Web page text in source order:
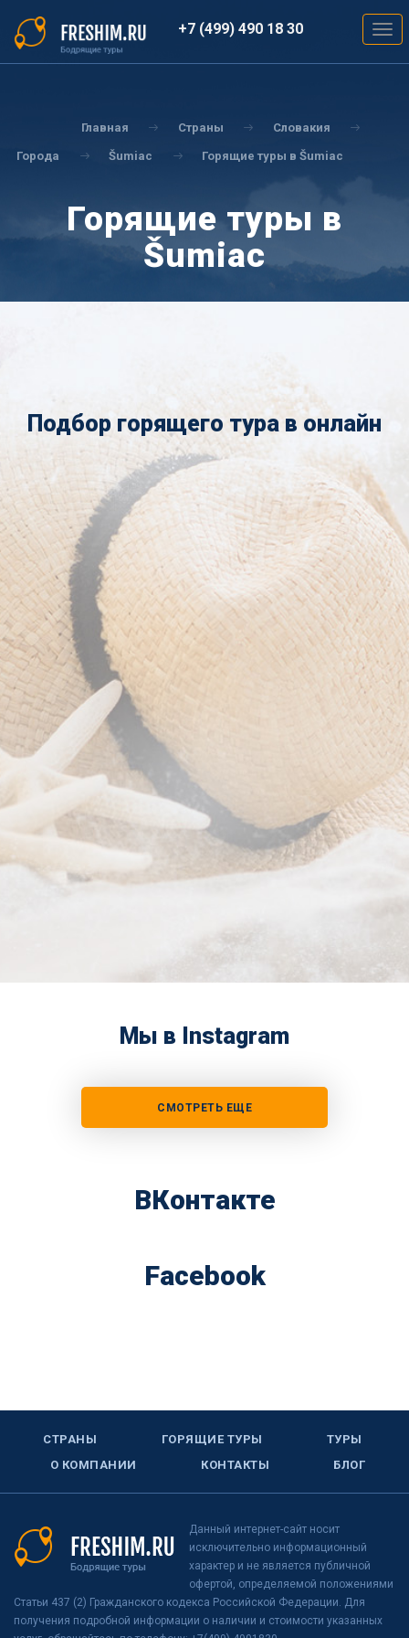
основному
содержанию
+7 (499) 490 18 30
Главная Страны Словакия
Города Šumiac Горящие туры в Šumiac
Горящие туры в
Šumiac
Подбор горящего тура в онлайн
Мы в Instagram
СМОТРЕТЬ ЕЩЕ
ВКонтакте
Facebook
СТРАНЫ ГОРЯЩИЕ ТУРЫ
ТУРЫ
О КОМПАНИИ
КОНТАКТЫ БЛОГ
Данный интернет-сайт носит
исключительно информационный
характер и не является публичной
офертой, определяемой положениями
Статьи 437 (2) Гражданского кодекса Российской Федерации. Для
получения подробной информации о наличии и стоимости указанных